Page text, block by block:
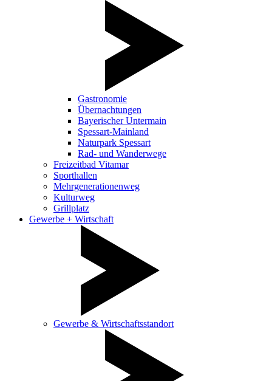
Gastronomie
Übernachtungen
Bayerischer Untermain
Spessart-Mainland
Naturpark Spessart
Rad- und Wanderwege
Freizeitbad Vitamar
Sporthallen
Mehrgenerationenweg
Kulturweg
Grillplatz
Gewerbe + Wirtschaft
Gewerbe & Wirtschaftsstandort